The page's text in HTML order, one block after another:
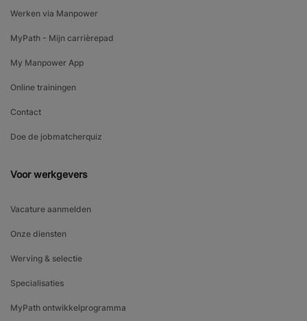
Werken via Manpower
MyPath - Mijn carrièrepad
My Manpower App
Online trainingen
Contact
Doe de jobmatcherquiz
Voor werkgevers
Vacature aanmelden
Onze diensten
Werving & selectie
Specialisaties
MyPath ontwikkelprogramma